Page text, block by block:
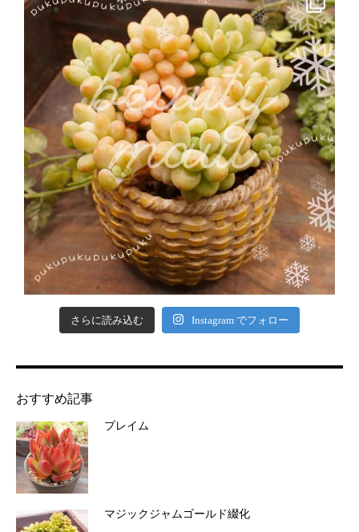
さらに読み込む Instagram でフォロー
おすすめ記事
プレイム
マジックジャムゴールド綴化